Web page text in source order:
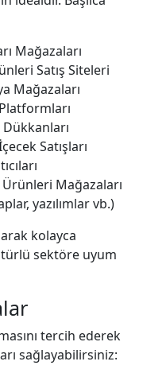
Mağazaları
Satış Siteleri
Mağazaları
Satışları
Mağazaları
yazılımlar vb.)
kolayca
sektöre uyum
tercih ederek
sağlayabilirsiniz: